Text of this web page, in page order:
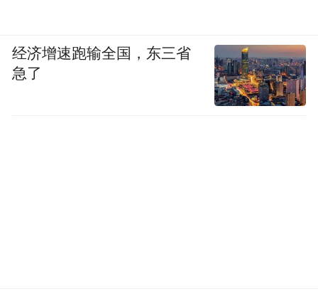
经济增速跑输全国，东三省
急了